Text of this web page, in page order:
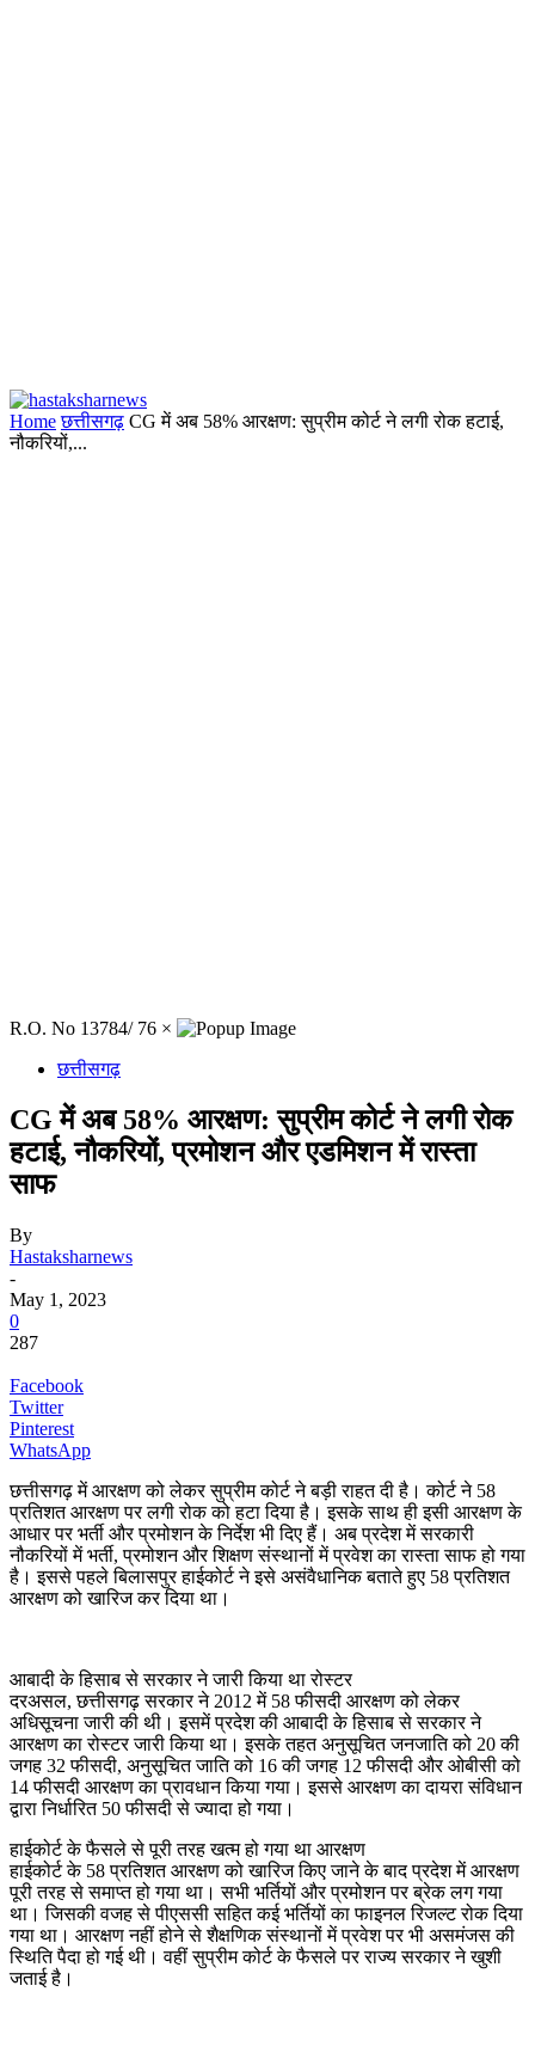
Home छत्तीसगढ़ CG में अब 58% आरक्षण: सुप्रीम कोर्ट ने लगी रोक हटाई,
नौकरियों,...
R.O. No 13784/ 76 ×
छत्तीसगढ़
CG में अब 58% आरक्षण: सुप्रीम कोर्ट ने लगी रोक
हटाई, नौकरियों, प्रमोशन और एडमिशन में रास्ता
साफ
By
Hastaksharnews
-
May 1, 2023
0
287
Facebook
Twitter
Pinterest
WhatsApp
छत्तीसगढ़ में आरक्षण को लेकर सुप्रीम कोर्ट ने बड़ी राहत दी है। कोर्ट ने 58
प्रतिशत आरक्षण पर लगी रोक को हटा दिया है। इसके साथ ही इसी आरक्षण के
आधार पर भर्ती और प्रमोशन के निर्देश भी दिए हैं। अब प्रदेश में सरकारी
नौकरियों में भर्ती, प्रमोशन और शिक्षण संस्थानों में प्रवेश का रास्ता साफ हो गया
है। इससे पहले बिलासपुर हाईकोर्ट ने इसे असंवैधानिक बताते हुए 58 प्रतिशत
आरक्षण को खारिज कर दिया था।
आबादी के हिसाब से सरकार ने जारी किया था रोस्टर
दरअसल, छत्तीसगढ़ सरकार ने 2012 में 58 फीसदी आरक्षण को लेकर
अधिसूचना जारी की थी। इसमें प्रदेश की आबादी के हिसाब से सरकार ने
आरक्षण का रोस्टर जारी किया था। इसके तहत अनुसूचित जनजाति को 20 की
जगह 32 फीसदी, अनुसूचित जाति को 16 की जगह 12 फीसदी और ओबीसी को
14 फीसदी आरक्षण का प्रावधान किया गया। इससे आरक्षण का दायरा संविधान
द्वारा निर्धारित 50 फीसदी से ज्यादा हो गया।
हाईकोर्ट के फैसले से पूरी तरह खत्म हो गया था आरक्षण
हाईकोर्ट के 58 प्रतिशत आरक्षण को खारिज किए जाने के बाद प्रदेश में आरक्षण
पूरी तरह से समाप्त हो गया था। सभी भर्तियों और प्रमोशन पर ब्रेक लग गया
था। जिसकी वजह से पीएससी सहित कई भर्तियों का फाइनल रिजल्ट रोक दिया
गया था। आरक्षण नहीं होने से शैक्षणिक संस्थानों में प्रवेश पर भी असमंजस की
स्थिति पैदा हो गई थी। वहीं सुप्रीम कोर्ट के फैसले पर राज्य सरकार ने खुशी
जताई है।